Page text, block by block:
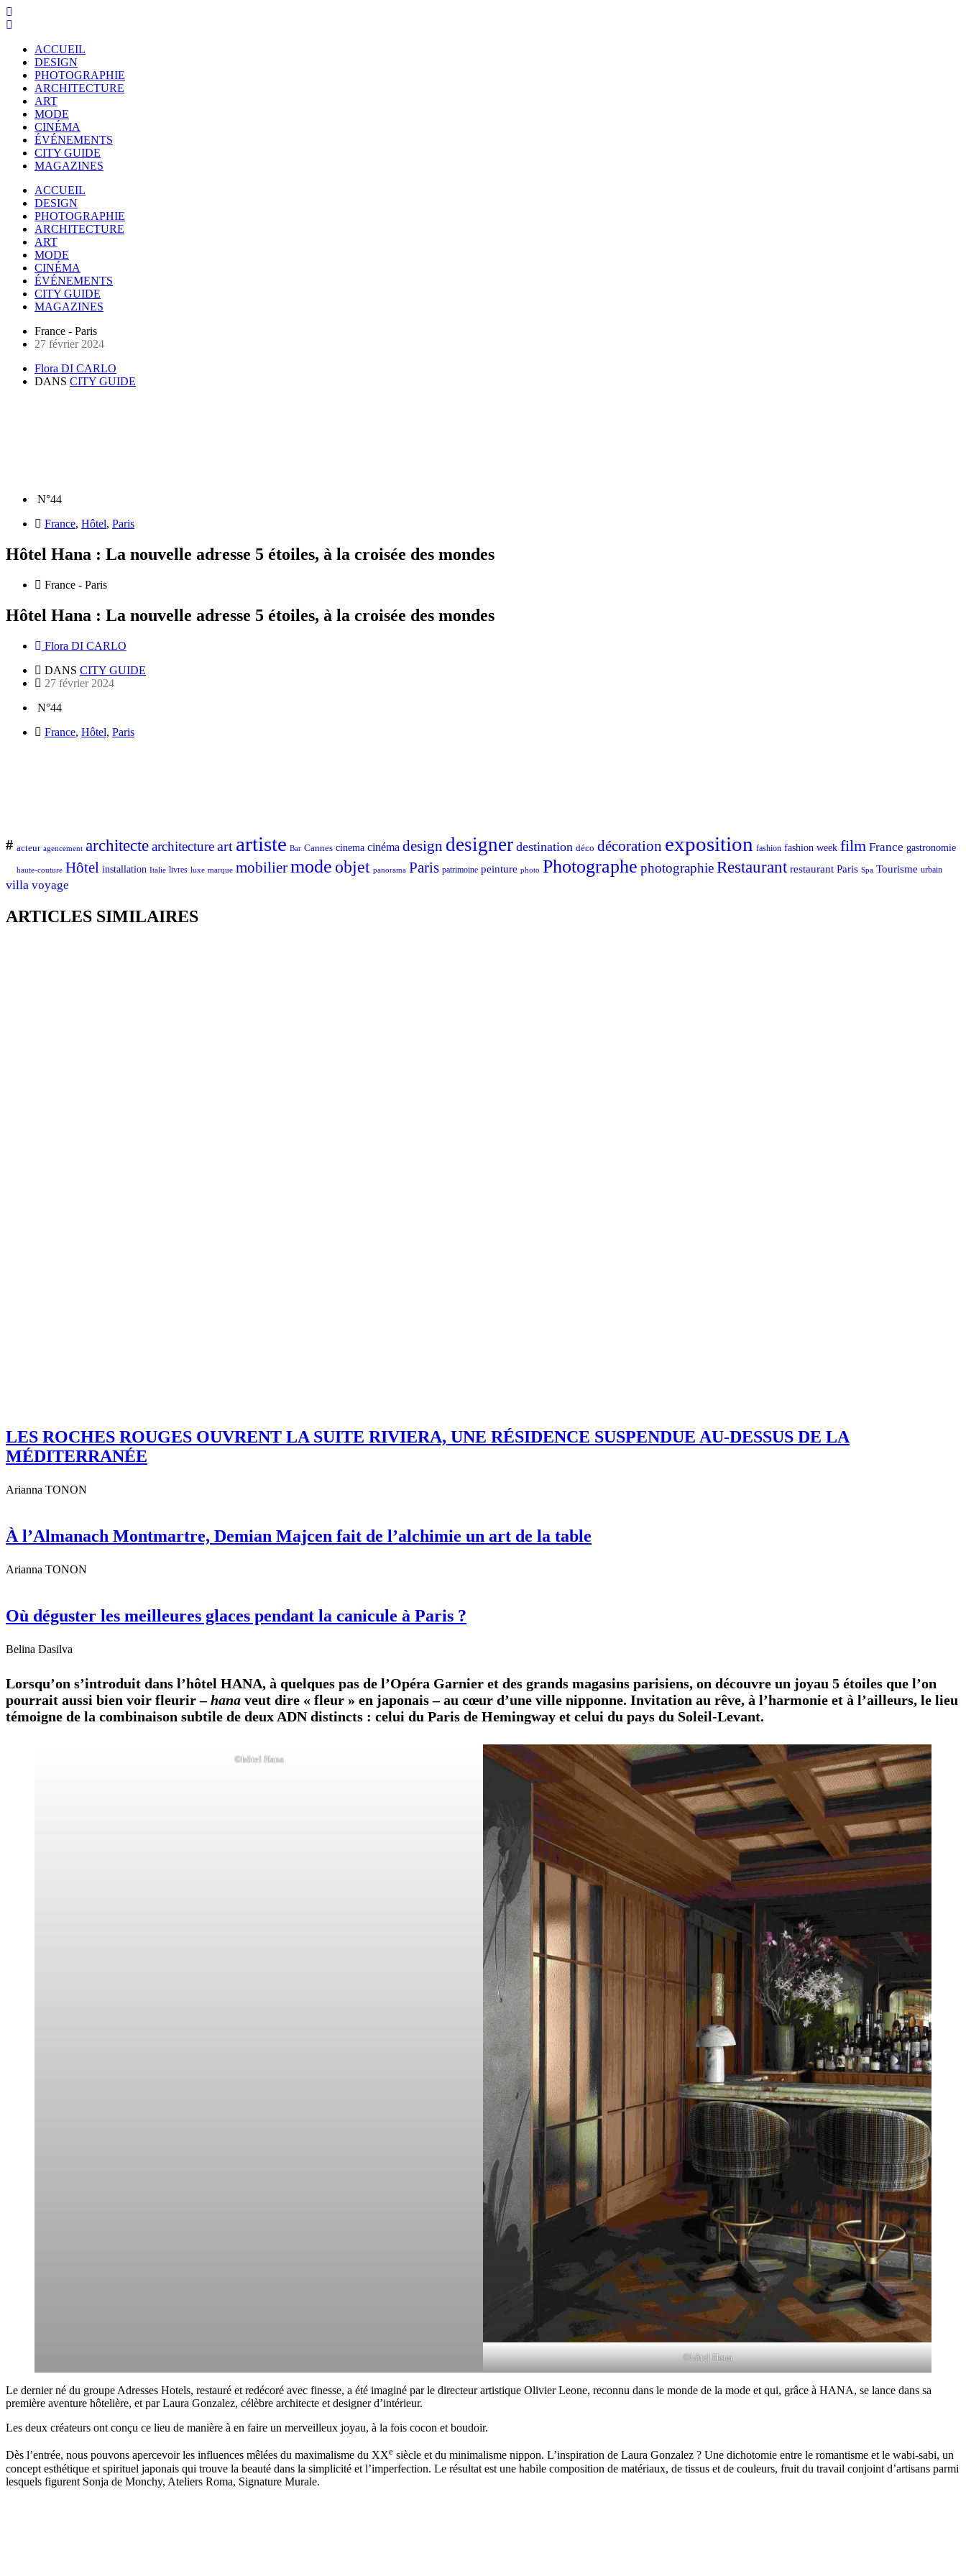
ACCUEIL
DESIGN
PHOTOGRAPHIE
ARCHITECTURE
ART
MODE
CINÉMA
ÉVÉNEMENTS
CITY GUIDE
MAGAZINES
ACCUEIL
DESIGN
PHOTOGRAPHIE
ARCHITECTURE
ART
MODE
CINÉMA
ÉVÉNEMENTS
CITY GUIDE
MAGAZINES
France - Paris
27 février 2024
Flora DI CARLO
DANS CITY GUIDE
N°44
France, Hôtel, Paris
Hôtel Hana : La nouvelle adresse 5 étoiles, à la croisée des mondes
France - Paris
Hôtel Hana : La nouvelle adresse 5 étoiles, à la croisée des mondes
Flora DI CARLO
DANS CITY GUIDE
27 février 2024
N°44
France, Hôtel, Paris
# acteur agencement architectearchitectureart artiste Bar Cannes cinema cinéma design designer destination déco décoration exposition fashion fashion week film France gastronomie
haute-couture Hôtel installation Italie livres luxe marque mobiliermode objet panorama Paris patrimoine peinture photo Photographe photographieRestaurant restaurant Paris Spa Tourisme urbain
villa voyage
ARTICLES SIMILAIRES
LES ROCHES ROUGES OUVRENT LA SUITE RIVIERA, UNE RÉSIDENCE SUSPENDUE AU-DESSUS DE LA
MÉDITERRANÉE
Arianna TONON
À l’Almanach Montmartre, Demian Majcen fait de l’alchimie un art de la table
Arianna TONON
Où déguster les meilleures glaces pendant la canicule à Paris ?
Belina Dasilva
Lorsqu’on s’introduit dans l’hôtel HANA, à quelques pas de l’Opéra Garnier et des grands magasins parisiens, on découvre un joyau 5 étoiles que l’on
pourrait aussi bien voir fleurir –hana veut dire « fleur » en japonais – au cœur d’une ville nipponne. Invitation au rêve, à l’harmonie et à l’ailleurs, le lieu
témoigne de la combinaison subtile de deux ADN distincts : celui du Paris de Hemingway et celui du pays du Soleil-Levant.
©hôtel Hana
©hôtel Hana
Le dernier né du groupe Adresses Hotels, restauré et redécoré avec finesse, a été imaginé par le directeur artistique Olivier Leone, reconnu dans le monde de la mode et qui, grâce à HANA, se lance dans sa
première aventure hôtelière, et par Laura Gonzalez, célèbre architecte et designer d’intérieur.
Les deux créateurs ont conçu ce lieu de manière à en faire un merveilleux joyau, à la fois cocon et boudoir.
Dès l’entrée, nous pouvons apercevoir les influences mêlées du maximalisme du XXe siècle et du minimalisme nippon. L’inspiration de Laura Gonzalez ? Une dichotomie entre le romantisme et le wabi-sabi, un
concept esthétique et spirituel japonais qui trouve la beauté dans la simplicité et l’imperfection. Le résultat est une habile composition de matériaux, de tissus et de couleurs, fruit du travail conjoint d’artisans parmi
lesquels figurent Sonja de Monchy, Ateliers Roma, Signature Murale.